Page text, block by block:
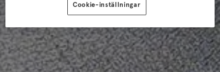
Cookie-inställningar